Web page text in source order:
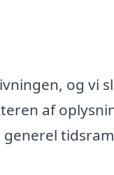
og vi
af